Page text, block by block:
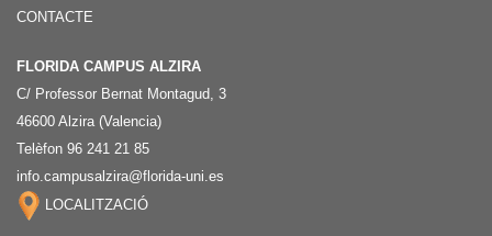
CONTACTE
FLORIDA CAMPUS ALZIRA
C/ Professor Bernat Montagud, 3
46600 Alzira (Valencia)
Telèfon 96 241 21 85
info.campusalzira@florida-uni.es
LOCALITZACIÓ